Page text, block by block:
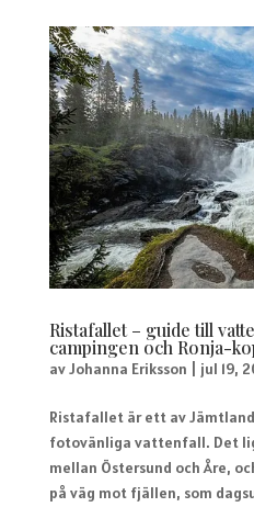
Ristafallet – guide till
campingen och Ronja-
avJohanna Eriksson jul 19,
Ristafallet är ett av
fotovänliga vattenfall. Det
mellan Östersund och Åre,
på väg mot fjällen, som